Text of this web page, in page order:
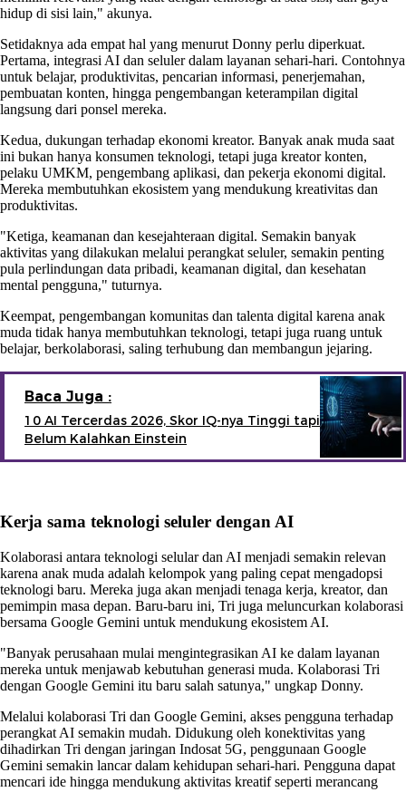
hidup di sisi lain," akunya.
Setidaknya ada empat hal yang menurut Donny perlu diperkuat.
Pertama, integrasi AI dan seluler dalam layanan sehari-hari. Contohnya
untuk belajar, produktivitas, pencarian informasi, penerjemahan,
pembuatan konten, hingga pengembangan keterampilan digital
langsung dari ponsel mereka.
Kedua, dukungan terhadap ekonomi kreator. Banyak anak muda saat
ini bukan hanya konsumen teknologi, tetapi juga kreator konten,
pelaku UMKM, pengembang aplikasi, dan pekerja ekonomi digital.
Mereka membutuhkan ekosistem yang mendukung kreativitas dan
produktivitas.
"Ketiga, keamanan dan kesejahteraan digital. Semakin banyak
aktivitas yang dilakukan melalui perangkat seluler, semakin penting
pula perlindungan data pribadi, keamanan digital, dan kesehatan
mental pengguna," tuturnya.
Keempat, pengembangan komunitas dan talenta digital karena anak
muda tidak hanya membutuhkan teknologi, tetapi juga ruang untuk
belajar, berkolaborasi, saling terhubung dan membangun jejaring.
Baca Juga :
10 AI Tercerdas 2026, Skor IQ-nya Tinggi tapi
Belum Kalahkan Einstein
Kerja sama teknologi seluler dengan AI
Kolaborasi antara teknologi selular dan AI menjadi semakin relevan
karena anak muda adalah kelompok yang paling cepat mengadopsi
teknologi baru. Mereka juga akan menjadi tenaga kerja, kreator, dan
pemimpin masa depan. Baru-baru ini, Tri juga meluncurkan kolaborasi
bersama Google Gemini untuk mendukung ekosistem AI.
"Banyak perusahaan mulai mengintegrasikan AI ke dalam layanan
mereka untuk menjawab kebutuhan generasi muda. Kolaborasi Tri
dengan Google Gemini itu baru salah satunya," ungkap Donny.
Melalui kolaborasi Tri dan Google Gemini, akses pengguna terhadap
perangkat AI semakin mudah. Didukung oleh konektivitas yang
dihadirkan Tri dengan jaringan Indosat 5G, penggunaan Google
Gemini semakin lancar dalam kehidupan sehari-hari. Pengguna dapat
mencari ide hingga mendukung aktivitas kreatif seperti merancang